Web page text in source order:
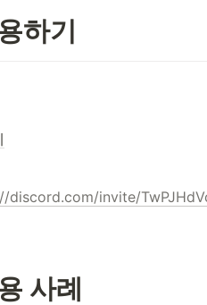
하기
discord.com/invite/
사례